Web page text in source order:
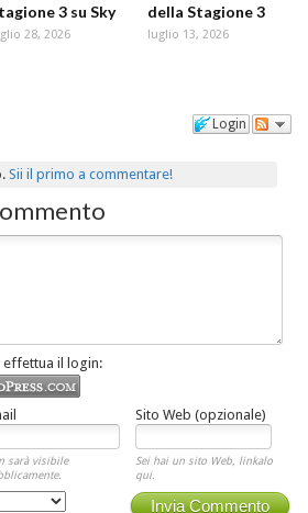
3 su Sky
28, 2026
della Stagione 3
luglio 13, 2026
Login
Sii il primo a commentare!
effettua il login:
Sito Web (opzionale)
sarà visibile
Sei hai un sito Web, linkalo
qui.
Invia Commento